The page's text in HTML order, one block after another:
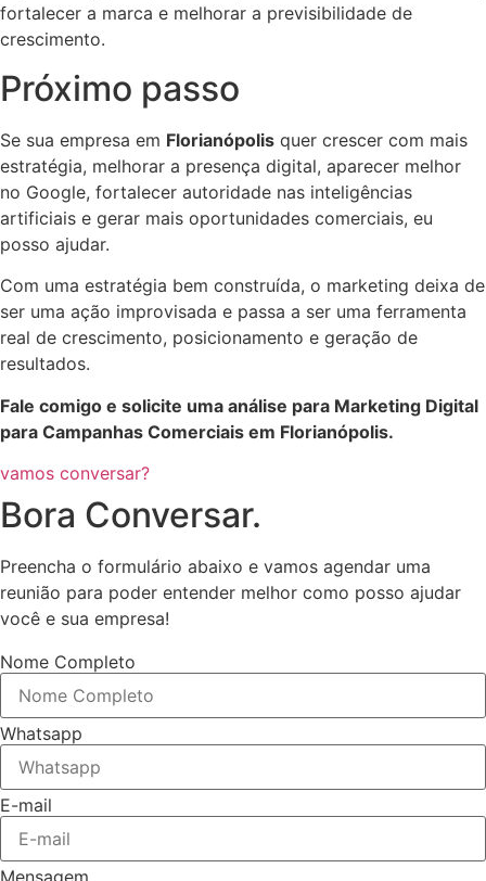
fortalecer a marca e melhorar a previsibilidade de
crescimento.
Próximo passo
Se sua empresa em Florianópolis quer crescer com mais
estratégia, melhorar a presença digital, aparecer melhor
no Google, fortalecer autoridade nas inteligências
artificiais e gerar mais oportunidades comerciais, eu
posso ajudar.
Com uma estratégia bem construída, o marketing deixa de
ser uma ação improvisada e passa a ser uma ferramenta
real de crescimento, posicionamento e geração de
resultados.
Fale comigo e solicite uma análise para Marketing Digital
para Campanhas Comerciais em Florianópolis.
vamos conversar?
Bora Conversar.
Preencha o formulário abaixo e vamos agendar uma
reunião para poder entender melhor como posso ajudar
você e sua empresa!
Nome Completo
Whatsapp
E-mail
Mensagem